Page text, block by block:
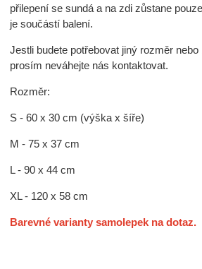
přilepení se sundá a na zdi zůstane
je součástí balení.
Jestli budete potřebovat jiný rozměr
prosím neváhejte nás kontaktovat.
Rozměr:
S - 60 x 30 cm (výška x šíře)
M - 75 x 37 cm
L - 90 x 44 cm
XL - 120 x 58 cm
Barevné varianty samolepek na dotaz.